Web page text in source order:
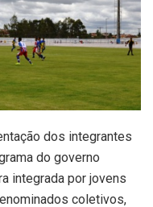
dos integrantes
do governo
integrada por jovens
coletivos,